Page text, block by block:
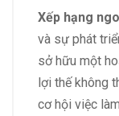
Xếp hạng
và sự phát
sở hữu một
lợi thế không
cơ hội việc